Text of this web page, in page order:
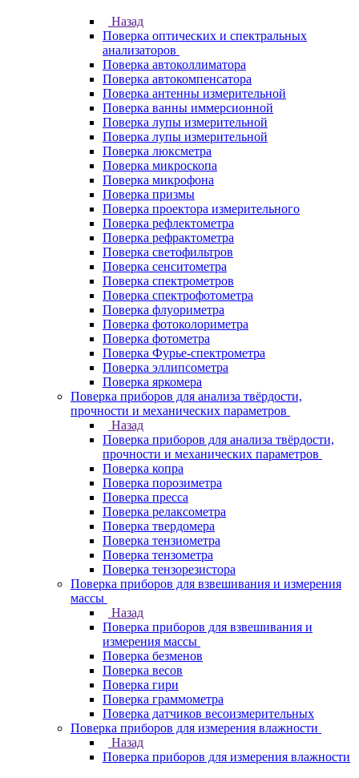
Назад
Поверка оптических и спектральных
анализаторов
Поверка автоколлиматора
Поверка автокомпенсатора
Поверка антенны измерительной
Поверка ванны иммерсионной
Поверка лупы измерительной
Поверка лупы измерительной
Поверка люксметра
Поверка микроскопа
Поверка микрофона
Поверка призмы
Поверка проектора измерительного
Поверка рефлектометра
Поверка рефрактометра
Поверка светофильтров
Поверка сенситометра
Поверка спектрометров
Поверка спектрофотометра
Поверка флуориметра
Поверка фотоколориметра
Поверка фотометра
Поверка Фурье-спектрометра
Поверка эллипсометра
Поверка яркомера
Поверка приборов для анализа твёрдости,
прочности и механических параметров
Назад
Поверка приборов для анализа твёрдости,
прочности и механических параметров
Поверка копра
Поверка порозиметра
Поверка пресса
Поверка релаксометра
Поверка твердомера
Поверка тензиометра
Поверка тензометра
Поверка тензорезистора
Поверка приборов для взвешивания и измерения
массы
Назад
Поверка приборов для взвешивания и
измерения массы
Поверка безменов
Поверка весов
Поверка гири
Поверка граммометра
Поверка датчиков весоизмерительных
Поверка приборов для измерения влажности
Назад
Поверка приборов для измерения влажности